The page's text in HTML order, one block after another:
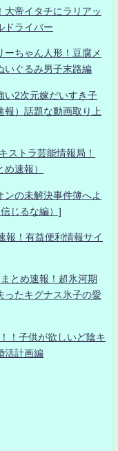
大帝イタチにラリアッ
ドライバー
ちゃん人形！豆腐メ
いぐるみ男子末路編
い2次元嫁だいすき子
報）話題な動画取り上
ストラ芸能情報局！
速報）
の未解決事件簿へよ
じるな編）]
！有益便利情報サイ
とめ速報！超氷河期
ったキグナス氷子の愛
！子供が欲しいど陰キ
活計画編